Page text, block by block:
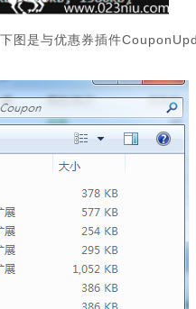
图是与优惠券插件